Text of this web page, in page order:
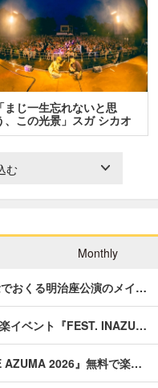
「まじ一生忘れないと思
、この光景」スガ シカオ
…
む
Monthly
おくる明治座公演のメイ…
イベント『FEST. INAZU…
AZUMA 2026』無料で楽…